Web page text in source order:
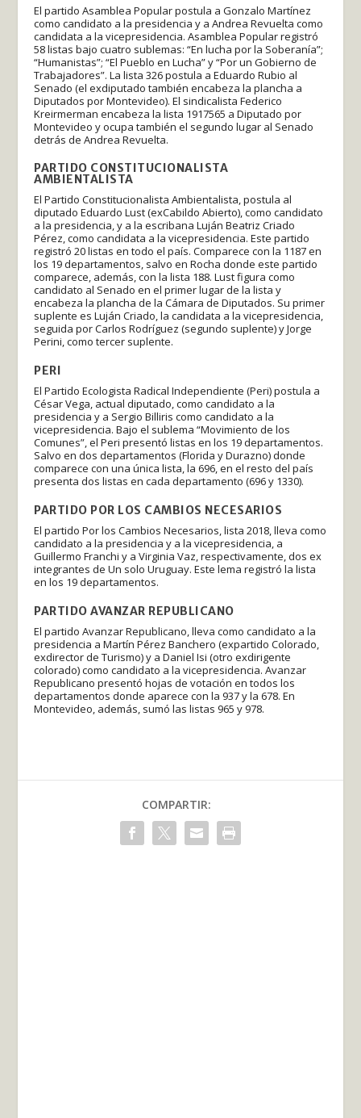
El partido Asamblea Popular postula a Gonzalo Martínez
como candidato a la presidencia y a Andrea Revuelta como
candidata a la vicepresidencia. Asamblea Popular registró
58 listas bajo cuatro sublemas: “En lucha por la Soberanía”;
“Humanistas”; “El Pueblo en Lucha” y “Por un Gobierno de
Trabajadores”. La lista 326 postula a Eduardo Rubio al
Senado (el exdiputado también encabeza la plancha a
Diputados por Montevideo). El sindicalista Federico
Kreirmerman encabeza la lista 1917565 a Diputado por
Montevideo y ocupa también el segundo lugar al Senado
detrás de Andrea Revuelta.
PARTIDO CONSTITUCIONALISTA
AMBIENTALISTA
El Partido Constitucionalista Ambientalista, postula al
diputado Eduardo Lust (exCabildo Abierto), como candidato
a la presidencia, y a la escribana Luján Beatriz Criado
Pérez, como candidata a la vicepresidencia. Este partido
registró 20 listas en todo el país. Comparece con la 1187 en
los 19 departamentos, salvo en Rocha donde este partido
comparece, además, con la lista 188. Lust figura como
candidato al Senado en el primer lugar de la lista y
encabeza la plancha de la Cámara de Diputados. Su primer
suplente es Luján Criado, la candidata a la vicepresidencia,
seguida por Carlos Rodríguez (segundo suplente) y Jorge
Perini, como tercer suplente.
PERI
El Partido Ecologista Radical Independiente (Peri) postula a
César Vega, actual diputado, como candidato a la
presidencia y a Sergio Billiris como candidato a la
vicepresidencia. Bajo el sublema “Movimiento de los
Comunes”, el Peri presentó listas en los 19 departamentos.
Salvo en dos departamentos (Florida y Durazno) donde
comparece con una única lista, la 696, en el resto del país
presenta dos listas en cada departamento (696 y 1330).
PARTIDO POR LOS CAMBIOS NECESARIOS
El partido Por los Cambios Necesarios, lista 2018, lleva como
candidato a la presidencia y a la vicepresidencia, a
Guillermo Franchi y a Virginia Vaz, respectivamente, dos ex
integrantes de Un solo Uruguay. Este lema registró la lista
en los 19 departamentos.
PARTIDO AVANZAR REPUBLICANO
El partido Avanzar Republicano, lleva como candidato a la
presidencia a Martín Pérez Banchero (expartido Colorado,
exdirector de Turismo) y a Daniel Isi (otro exdirigente
colorado) como candidato a la vicepresidencia. Avanzar
Republicano presentó hojas de votación en todos los
departamentos donde aparece con la 937 y la 678. En
Montevideo, además, sumó las listas 965 y 978.
COMPARTIR: